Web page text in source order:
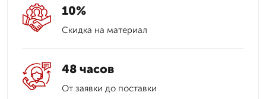
10%
Скидка на материал
48 часов
От заявки до поставки